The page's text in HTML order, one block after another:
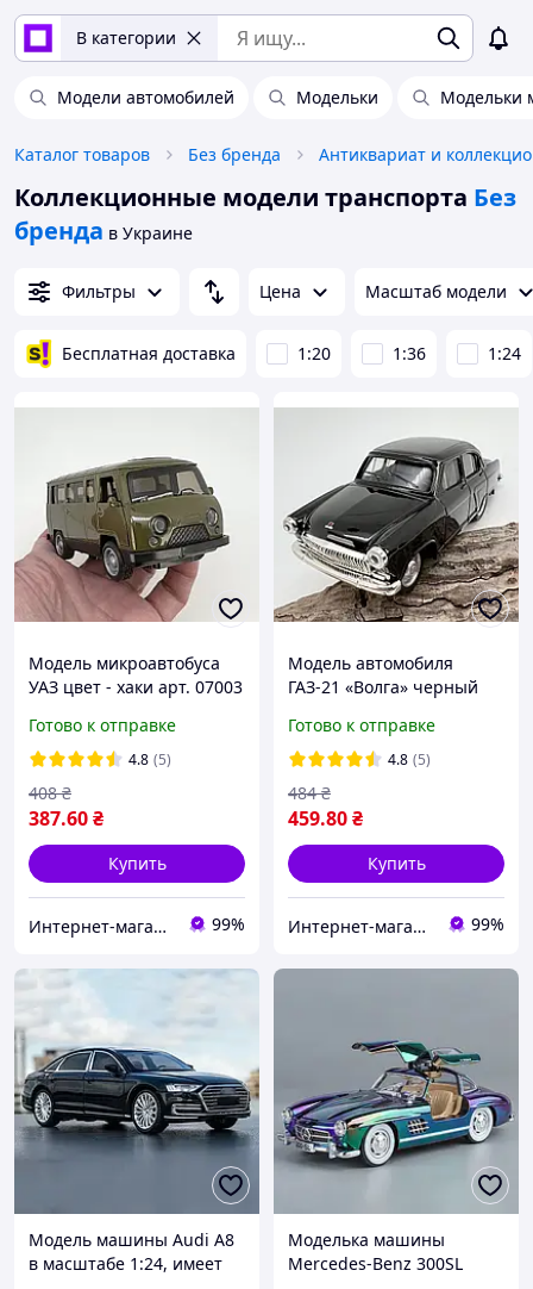
В категории
Модели автомобилей Модельки Модельки
Каталог товаров Без бренда
Коллекционные модели транспорта Без
бренда в Украине
Фильтры Цена Масштаб модели
Бесплатная доставка 1:20 1:36 1:24
Модель микроавтобуса
УАЗ цвет - хаки арт. 07003
Готово к отправке
4.8 (5)
387.60₴
408 ₴
Купить
Интернет-магазин "Magnit" 99%
Модель автомобиля
ГАЗ-21 «Волга» черный
Готово к отправке
4.8 (5)
459.80₴
484 ₴
Купить
Интернет-магазин "Magnit" 99%
Модель машины Audi A8
в масштабе 1:24, имеет
Моделька машины
Mercedes-Benz 300SL